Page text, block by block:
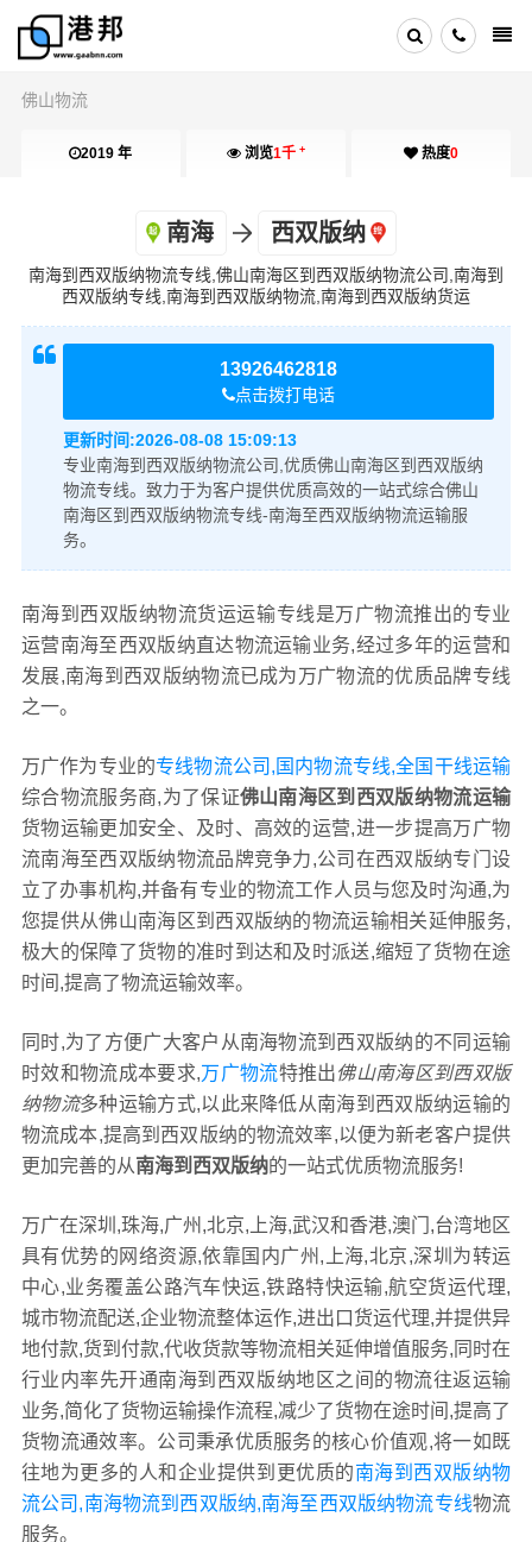
佛山物流
2019 年 浏览1千 + 热度0
南海 西双版纳
南海到西双版纳物流专线,佛山南海区到西双版纳物流公司,南海到
西双版纳专线,南海到西双版纳物流,南海到西双版纳货运
13926462818
点击拨打电话
更新时间:2026-08-08 15:09:13
专业南海到西双版纳物流公司,优质佛山南海区到西双版纳
物流专线。致力于为客户提供优质高效的一站式综合佛山
南海区到西双版纳物流专线-南海至西双版纳物流运输服
务。
南海到西双版纳物流货运运输专线是万广物流推出的专业
运营南海至西双版纳直达物流运输业务,经过多年的运营和
发展,南海到西双版纳物流已成为万广物流的优质品牌专线
之一。
万广作为专业的专线物流公司,国内物流专线,全国干线运输
综合物流服务商,为了保证佛山南海区到西双版纳物流运输
货物运输更加安全、及时、高效的运营,进一步提高万广物
流南海至西双版纳物流品牌竞争力,公司在西双版纳专门设
立了办事机构,并备有专业的物流工作人员与您及时沟通,为
您提供从佛山南海区到西双版纳的物流运输相关延伸服务,
极大的保障了货物的准时到达和及时派送,缩短了货物在途
时间,提高了物流运输效率。
同时,为了方便广大客户从南海物流到西双版纳的不同运输
时效和物流成本要求,万广物流特推出佛山南海区到西双版
纳物流多种运输方式,以此来降低从南海到西双版纳运输的
物流成本,提高到西双版纳的物流效率,以便为新老客户提供
更加完善的从南海到西双版纳的一站式优质物流服务!
万广在深圳,珠海,广州,北京,上海,武汉和香港,澳门,台湾地区
具有优势的网络资源,依靠国内广州,上海,北京,深圳为转运
中心,业务覆盖公路汽车快运,铁路特快运输,航空货运代理,
城市物流配送,企业物流整体运作,进出口货运代理,并提供异
地付款,货到付款,代收货款等物流相关延伸增值服务,同时在
行业内率先开通南海到西双版纳地区之间的物流往返运输
业务,简化了货物运输操作流程,减少了货物在途时间,提高了
货物流通效率。公司秉承优质服务的核心价值观,将一如既
往地为更多的人和企业提供到更优质的南海到西双版纳物
流公司,南海物流到西双版纳,南海至西双版纳物流专线物流
服务。